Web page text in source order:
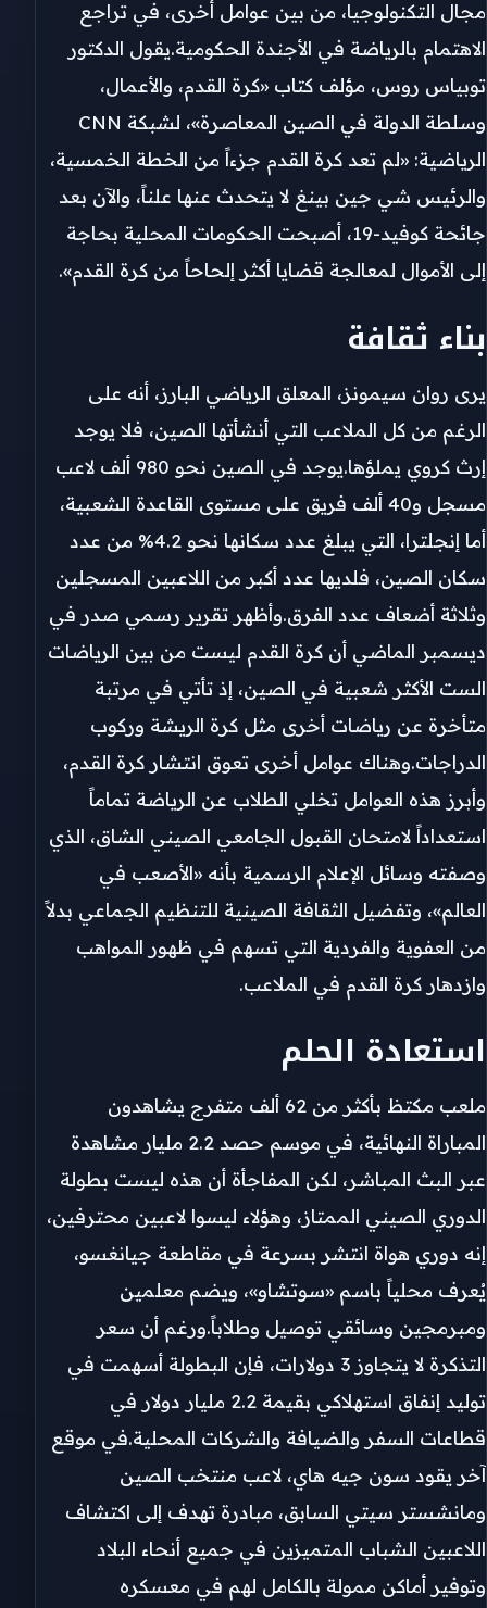
مجال التكنولوجيا، من بين عوامل أخرى، في تراجع
الاهتمام بالرياضة في الأجندة الحكومية.يقول الدكتور
توبياس روس، مؤلف كتاب «كرة القدم، والأعمال،
وسلطة الدولة في الصين المعاصرة»، لشبكة CNN
الرياضية: «لم تعد كرة القدم جزءاً من الخطة الخمسية،
والرئيس شي جين بينغ لا يتحدث عنها علناً، والآن بعد
جائحة كوفيد-19، أصبحت الحكومات المحلية بحاجة
إلى الأموال لمعالجة قضايا أكثر إلحاحاً من كرة القدم».
بناء ثقافة
يرى روان سيمونز، المعلق الرياضي البارز، أنه على
الرغم من كل الملاعب التي أنشأتها الصين، فلا يوجد
إرث كروي يملؤها.يوجد في الصين نحو 980 ألف لاعب
مسجل و40 ألف فريق على مستوى القاعدة الشعبية،
أما إنجلترا، التي يبلغ عدد سكانها نحو 4.2% من عدد
سكان الصين، فلديها عدد أكبر من اللاعبين المسجلين
وثلاثة أضعاف عدد الفرق.وأظهر تقرير رسمي صدر في
ديسمبر الماضي أن كرة القدم ليست من بين الرياضات
الست الأكثر شعبية في الصين، إذ تأتي في مرتبة
متأخرة عن رياضات أخرى مثل كرة الريشة وركوب
الدراجات.وهناك عوامل أخرى تعوق انتشار كرة القدم،
وأبرز هذه العوامل تخلي الطلاب عن الرياضة تماماً
استعداداً لامتحان القبول الجامعي الصيني الشاق، الذي
وصفته وسائل الإعلام الرسمية بأنه «الأصعب في
العالم»، وتفضيل الثقافة الصينية للتنظيم الجماعي بدلاً
من العفوية والفردية التي تسهم في ظهور المواهب
وازدهار كرة القدم في الملاعب.
استعادة الحلم
ملعب مكتظ بأكثر من 62 ألف متفرج يشاهدون
المباراة النهائية، في موسم حصد 2.2 مليار مشاهدة
عبر البث المباشر، لكن المفاجأة أن هذه ليست بطولة
الدوري الصيني الممتاز، وهؤلاء ليسوا لاعبين محترفين،
إنه دوري هواة انتشر بسرعة في مقاطعة جيانغسو،
يُعرف محلياً باسم «سوتشاو»، ويضم معلمين
ومبرمجين وسائقي توصيل وطلاباً.ورغم أن سعر
التذكرة لا يتجاوز 3 دولارات، فإن البطولة أسهمت في
توليد إنفاق استهلاكي بقيمة 2.2 مليار دولار في
قطاعات السفر والضيافة والشركات المحلية.في موقع
آخر يقود سون جيه هاي، لاعب منتخب الصين
ومانشستر سيتي السابق، مبادرة تهدف إلى اكتشاف
اللاعبين الشباب المتميزين في جميع أنحاء البلاد
وتوفير أماكن ممولة بالكامل لهم في معسكره